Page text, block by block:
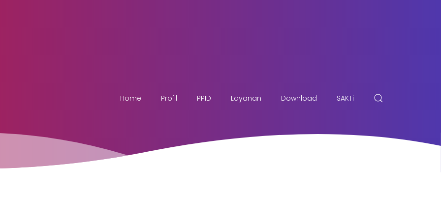
Home Profil PPID Layanan Download SAKTi